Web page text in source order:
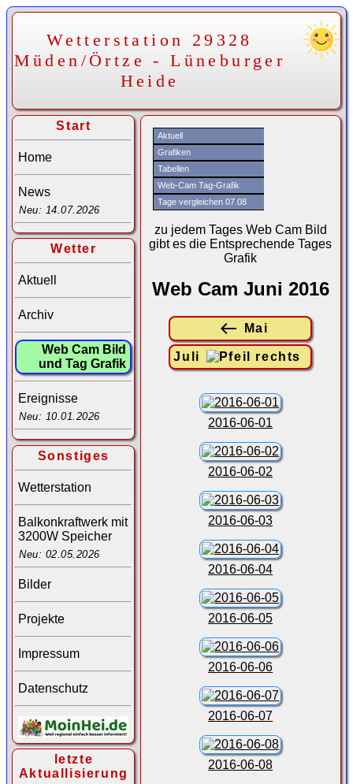
Wetterstation 29328
Müden/Örtze - Lüneburger
Heide
Start
Home
News
Neu: 14.07.2026
Wetter
Aktuell
Archiv
Web Cam Bild
und Tag Grafik
Ereignisse
Neu: 10.01.2026
Sonstiges
Wetterstation
Balkonkraftwerk mit
3200W Speicher
Neu: 02.05.2026
Bilder
Projekte
Impressum
Datenschutz
letzte
Aktuallisierung
Aktuell
Grafiken
Tabellen
Web-Cam Tag-Grafik
Tage vergleichen 07.08
zu jedem Tages Web Cam Bild
gibt es die Entsprechende Tages
Grafik
Web Cam Juni 2016
Mai
Juli
2016-06-01
2016-06-02
2016-06-03
2016-06-04
2016-06-05
2016-06-06
2016-06-07
2016-06-08